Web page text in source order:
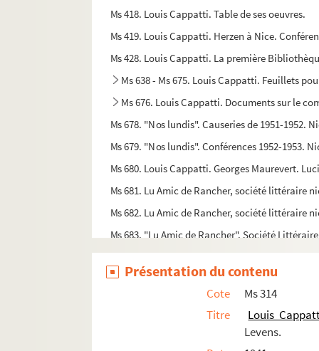
Ms 418. Louis Cappatti. Table de ses oeuvres.
Ms 419. Louis Cappatti. Herzen à Nice.
Ms 428. Louis Cappatti. La première
Ms 638 - Ms 675. Louis Cappatti. Feuillets
Ms 676. Louis Cappatti. Documents sur le
Ms 678. "Nos lundis". Causeries de 1951-1952.
Ms 679. "Nos lundis". Conférences 1952-1953.
Ms 680. Louis Cappatti. Georges Maurevert.
Ms 681. Lu Amic de Rancher, société littéraire
Ms 682. Lu Amic de Rancher, société littéraire
Ms 683. "Lu Amic de Rancher". Société
Ms 684. Lu Amic de Rancher. Conférences.
Ms 685. Lu Amic de Rancher. Conférences.
Ms 686. Lu Amic de Rancher, société littéraire
Ms 687. Louis Cappatti. Pays de Nice.
Présentation du contenu
Cote
Ms 314
Titre
Louis
Levens.